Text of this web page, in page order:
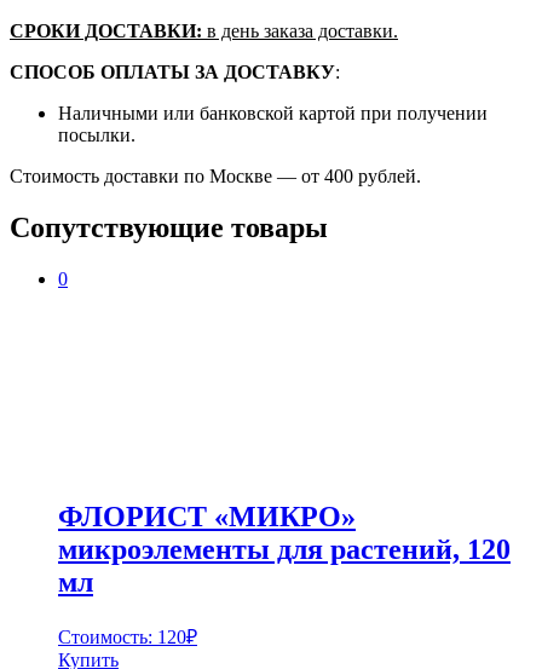
СРОКИ ДОСТАВКИ: в день заказа доставки.
СПОСОБ ОПЛАТЫ ЗА ДОСТАВКУ:
Наличными или банковской картой при получении
посылки.
Стоимость доставки по Москве — от 400 рублей.
Сопутствующие товары
0
ФЛОРИСТ «МИКРО»
микроэлементы для растений, 120
мл
Стоимость: 120₽
Купить